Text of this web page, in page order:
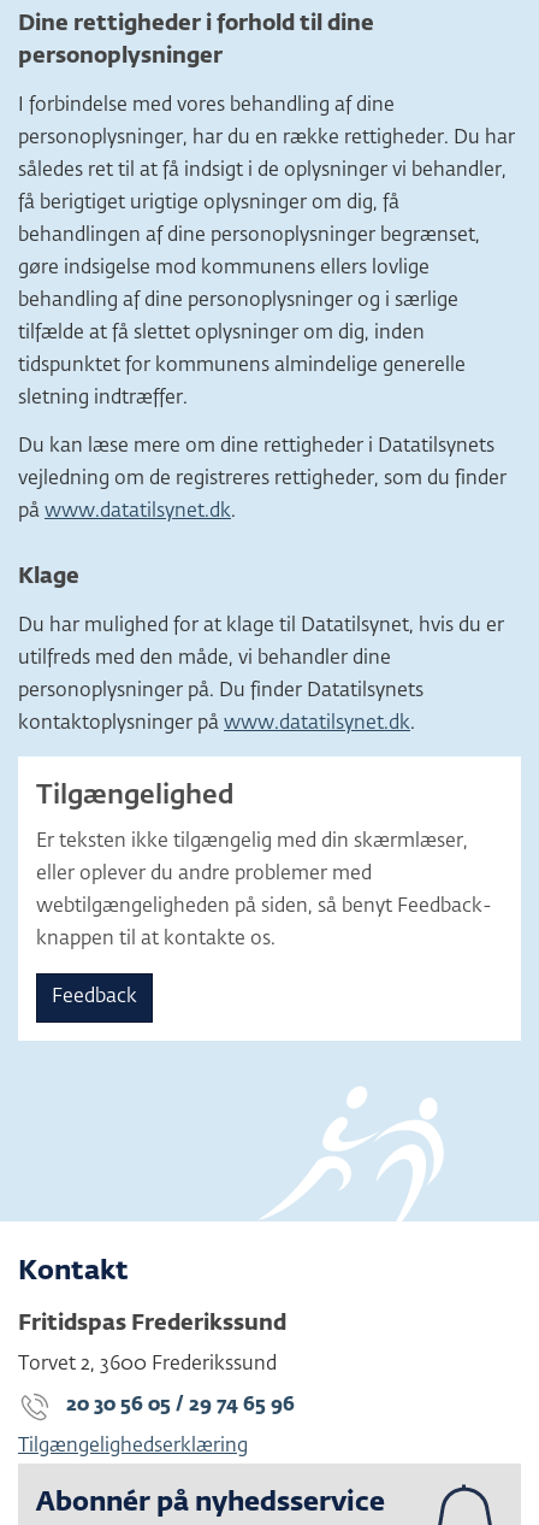
Dine rettigheder i forhold til dine
personoplysninger
I forbindelse med vores behandling af dine
personoplysninger, har du en række rettigheder. Du har
således ret til at få indsigt i de oplysninger vi behandler,
få berigtiget urigtige oplysninger om dig, få
behandlingen af dine personoplysninger begrænset,
gøre indsigelse mod kommunens ellers lovlige
behandling af dine personoplysninger og i særlige
tilfælde at få slettet oplysninger om dig, inden
tidspunktet for kommunens almindelige generelle
sletning indtræffer.
Du kan læse mere om dine rettigheder i Datatilsynets
vejledning om de registreres rettigheder, som du finder
på www.datatilsynet.dk.
Klage
Du har mulighed for at klage til Datatilsynet, hvis du er
utilfreds med den måde, vi behandler dine
personoplysninger på. Du finder Datatilsynets
kontaktoplysninger på www.datatilsynet.dk.
Tilgængelighed
Er teksten ikke tilgængelig med din skærmlæser,
eller oplever du andre problemer med
webtilgængeligheden på siden, så benyt Feedback-
knappen til at kontakte os.
Feedback
Kontakt
Fritidspas Frederikssund
Torvet 2, 3600 Frederikssund
20 30 56 05 / 29 74 65 96
Tilgængelighedserklæring
Abonnér på nyhedsservice